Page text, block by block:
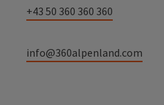
+43 50 360 360 360
info@360alpenland.com